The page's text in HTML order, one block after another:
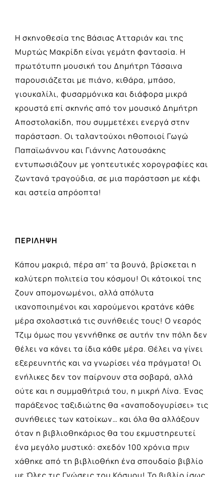
Η σκηνοθεσία της Βάσιας Ατταριάν και της
Μυρτώς Μακρίδη είναι γεμάτη φαντασία. Η
πρωτότυπη μουσική του Δημήτρη Τάσαινα
παρουσιάζεται με πιάνο, κιθάρα, μπάσο,
γιουκαλίλι, φυσαρμόνικα και διάφορα μικρά
κρουστά επί σκηνής από τον μουσικό Δημήτρη
Αποστολακίδη, που συμμετέχει ενεργά στην
παράσταση. Οι ταλαντούχοι ηθοποιοί Γωγώ
Παπαϊωάννου και Γιάννης Λατουσάκης
εντυπωσιάζουν με γοητευτικές χορογραφίες και
ζωντανά τραγούδια, σε μια παράσταση με κέφι
και αστεία απρόοπτα!
ΠΕΡΙΛΗΨΗ
Κάπου μακριά, πέρα απ’ τα βουνά, βρίσκεται η
καλύτερη πολιτεία του κόσμου! Οι κάτοικοί της
ζουν απομονωμένοι, αλλά απόλυτα
ικανοποιημένοι και χαρούμενοι κρατάνε κάθε
μέρα σχολαστικά τις συνήθειές τους! Ο νεαρός
Τζιμ όμως που γεννήθηκε σε αυτήν την πόλη δεν
θέλει να κάνει τα ίδια κάθε μέρα. Θέλει να γίνει
εξερευνητής και να γνωρίσει νέα πράγματα! Οι
ενήλικες δεν τον παίρνουν στα σοβαρά, αλλά
ούτε και η συμμαθήτριά του, η μικρή Λίνα. Ένας
παράξενος ταξιδιώτης θα «αναποδογυρίσει» τις
συνήθειες των κατοίκων… και όλα θα αλλάξουν
όταν η βιβλιοθηκάριος θα του εκμυστηρευτεί
ένα μεγάλο μυστικό: σχεδόν 100 χρόνια πριν
χάθηκε από τη βιβλιοθήκη ένα σπουδαίο βιβλίο